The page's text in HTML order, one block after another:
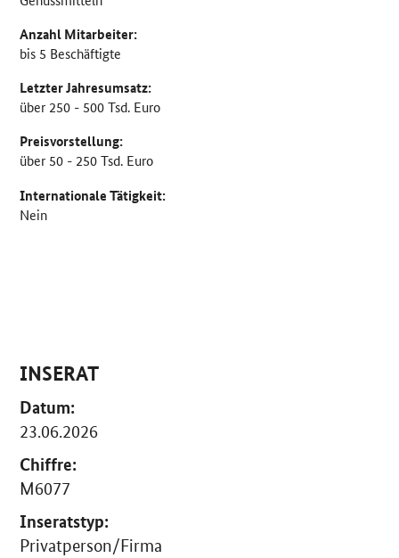
Anzahl Mitarbeiter:
bis 5 Beschäftigte
Letzter Jahresumsatz:
über 250 - 500 Tsd. Euro
Preisvorstellung:
über 50 - 250 Tsd. Euro
Internationale Tätigkeit:
Nein
INSERAT
Datum:
23.06.2026
Chiffre:
M6077
Inseratstyp:
Privatperson/Firma